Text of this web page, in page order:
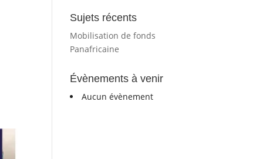
Sujets récents
Mobilisation de fonds
Panafricaine
Évènements à venir
Aucun évènement